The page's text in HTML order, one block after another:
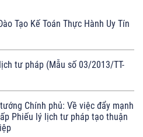
Tạo Kế Toán Thực Hành Uy Tín
tư pháp (Mẫu số 03/2013/TT-
Chính phủ: Về việc đẩy mạnh
Phiếu lý lịch tư pháp tạo thuận